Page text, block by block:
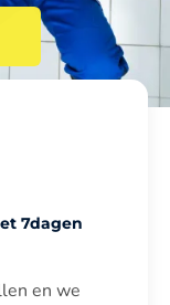
7dagen
en we